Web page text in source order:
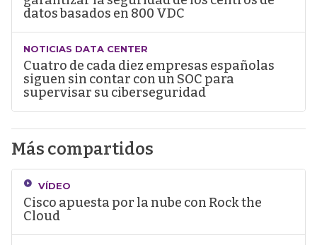
datos basados en 800 VDC
NOTICIAS DATA CENTER
Cuatro de cada diez empresas españolas
siguen sin contar con un SOC para
supervisar su ciberseguridad
Más compartidos
VÍDEO
Cisco apuesta por la nube con Rock the
Cloud